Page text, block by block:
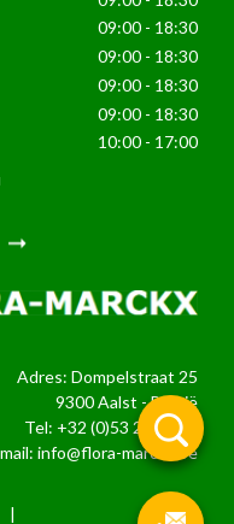
09:00 - 18:30
09:00 - 18:30
09:00 - 18:30
09:00 - 18:30
10:00 - 17:00
Adres: Dompelstraat 25
9300 Aalst - België
Tel: +32 (0)53 21 24 39
info@flora-marckx.be
|